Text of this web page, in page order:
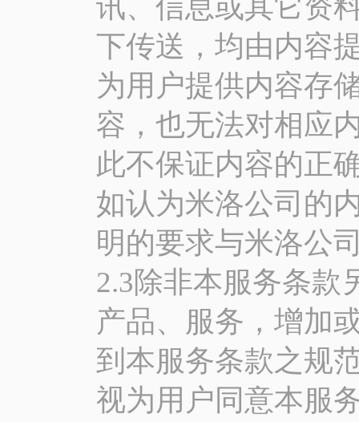
讯、信息或其它资
下传送，均由内容
为用户提供内容存
容，也无法对相应
此不保证内容的正
如认为米洛公司的
明的要求与米洛公
2.3除非本服务条款
产品、服务，增加
到本服务条款之规
视为用户同意本服